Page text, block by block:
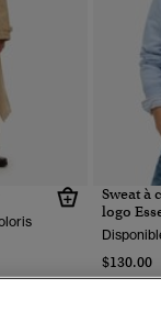
Sweat à
logo
$130.00